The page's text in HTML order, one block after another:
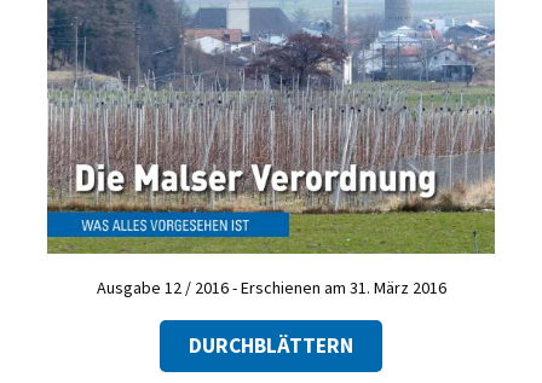
Ausgabe 12 / 2016 - Erschienen am 31. März 2016
DURCHBLÄTTERN